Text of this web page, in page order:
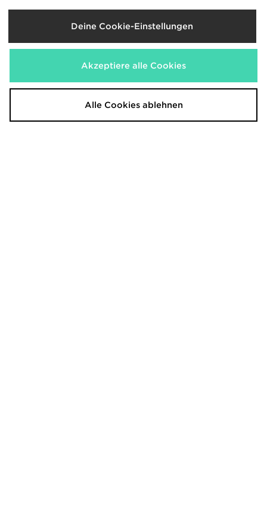
Unlike Humans Hidden
Nike Street Fleece Jogginghose
Deine Cookie-Einstellungen
Akzeptiere alle Cookies
Alle Cookies ablehnen